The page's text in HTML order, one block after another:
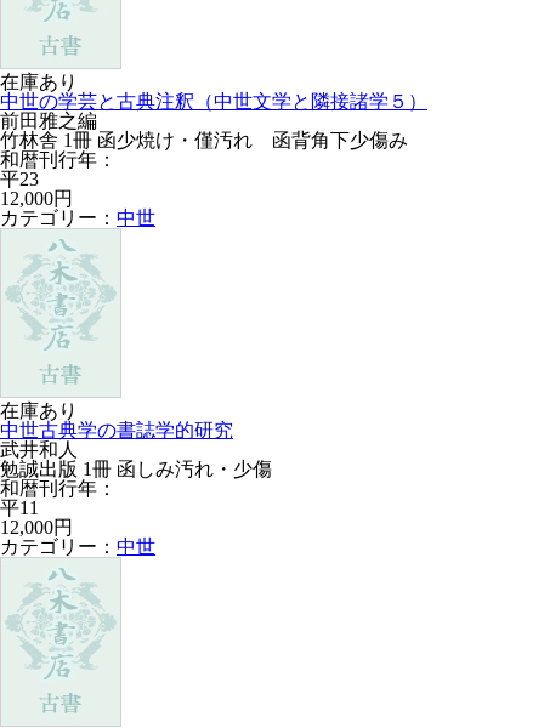
在庫あり
中世の学芸と古典注釈（中世文学と隣接諸学５）
前田雅之編
竹林舎 1冊 函少焼け・僅汚れ 函背角下少傷み
和暦刊行年：
平23
12,000円
カテゴリー： 中世
在庫あり
中世古典学の書誌学的研究
武井和人
勉誠出版 1冊 函しみ汚れ・少傷
和暦刊行年：
平11
12,000円
カテゴリー： 中世